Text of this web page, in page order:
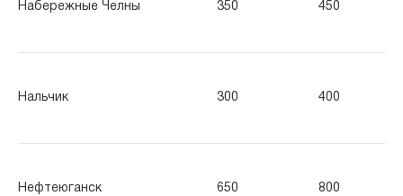
Набережные Челны 350 450
Нальчик 300 400
Нефтеюганск 650 800